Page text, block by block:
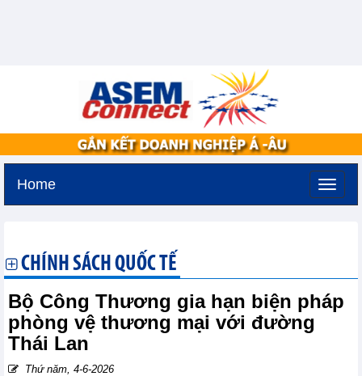
Home
CHÍNH SÁCH QUỐC TẾ
Bộ Công Thương gia hạn biện pháp
phòng vệ thương mại với đường
Thái Lan
Thứ năm, 4-6-2026